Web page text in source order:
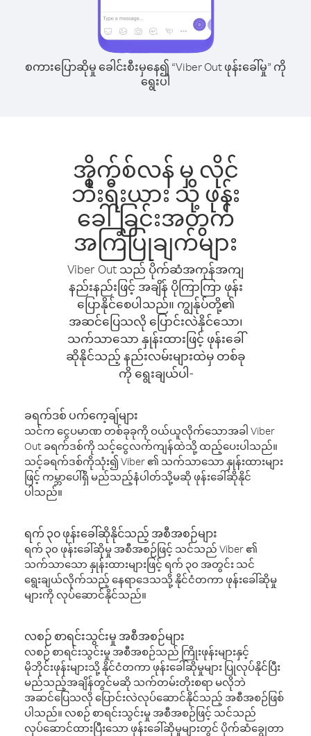
စကားပြောဆိုမှု ခေါင်းစီးမှနေ၍ “Viber Out ဖုန်းခေါ်မှု” ကို
ရွေးပါ
အိုက်စ်လန် မှ လိုင်
ဘီးရီးယား သို့ ဖုန်း
ခေါ်ခြင်းအတွက်
အကြံပြုချက်များ
Viber Out သည် ပိုက်ဆံအကုန်အကျ
နည်းနည်းဖြင့် အချိန် ပိုကြာကြာ ဖုန်း
ပြောနိုင်စေပါသည်။ ကျွန်ုပ်တို့၏
အဆင်ပြေသလို ပြောင်းလဲနိုင်သော၊
သက်သာသော နှုန်းထားဖြင့် ဖုန်းခေါ်
ဆိုနိုင်သည့် နည်းလမ်းများထဲမှ တစ်ခု
ကို ရွေးချယ်ပါ-
ခရက်ဒစ် ပက်ကေ့ချ်များ
သင်က ငွေပမာဏ တစ်ခုခုကို ဝယ်ယူလိုက်သောအခါ Viber
Out ခရက်ဒစ်ကို သင့်ငွေလက်ကျန်ထဲသို့ ထည့်ပေးပါသည်။
သင့်ခရက်ဒစ်ကိုသုံး၍ Viber ၏ သက်သာသော နှုန်းထားများ
ဖြင့် ကမ္ဘာပေါ်ရှိ မည်သည့်နံပါတ်သို့မဆို ဖုန်းခေါ်ဆိုနိုင်
ပါသည်။
ရက် ၃၀ ဖုန်းခေါ်ဆိုနိုင်သည့် အစီအစဉ်များ
ရက် ၃၀ ဖုန်းခေါ်ဆိုမှု အစီအစဉ်ဖြင့် သင်သည် Viber ၏
သက်သာသော နှုန်းထားများဖြင့် ရက် ၃၀ အတွင်း သင်
ရွေးချယ်လိုက်သည့် နေရာဒေသသို့ နိုင်ငံတကာ ဖုန်းခေါ်ဆိုမှု
များကို လုပ်ဆောင်နိုင်သည်။
လစဉ် စာရင်းသွင်းမှု အစီအစဉ်များ
လစဉ် စာရင်းသွင်းမှု အစီအစဉ်သည် ကြိုးဖုန်းများနှင့်
မိုဘိုင်းဖုန်းများသို့ နိုင်ငံတကာ ဖုန်းခေါ်ဆိုမှုများ ပြုလုပ်နိုင်ပြီး
မည်သည့်အချိန်တွင်မဆို သက်တမ်းတိုးစရာ မလိုဘဲ
အဆင်ပြေသလို ပြောင်းလဲလုပ်ဆောင်နိုင်သည့် အစီအစဉ်ဖြစ်
ပါသည်။ လစဉ် စာရင်းသွင်းမှု အစီအစဉ်ဖြင့် သင်သည်
လုပ်ဆောင်ထားပြီးသော ဖုန်းခေါ်ဆိုမှုများတွင် ပိုက်ဆံချွေတာ